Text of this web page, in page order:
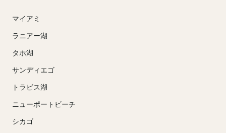
マイアミ
ラニアー湖
タホ湖
サンディエゴ
トラビス湖
ニューポートビーチ
シカゴ